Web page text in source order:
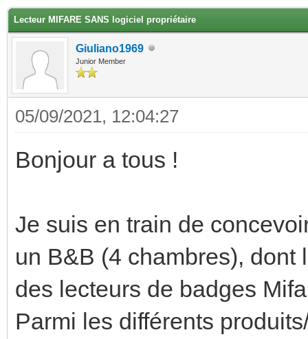
Lecteur MIFARE SANS logiciel propriétaire
Giuliano1969
Junior Member
05/09/2021, 12:04:27
Bonjour a tous !
Je suis en train de
un B&B (4 chambres),
des lecteurs de badges
Parmi les différents